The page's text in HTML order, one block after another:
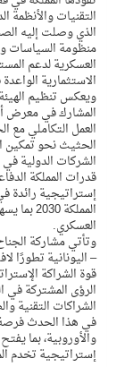
التقنيات والأنظمة
الذي وصلت إليه
منظومة السياسات
العسكرية لدعم
الاستثمارية
ويعكس تنظيم
العمل التكاملي مع
الحثيث نحو تمكين
الشركات الدولية
قدرات المملكة
إستراتيجية رائدة
العسكري.
وتأتي مشاركة
– اليونانية تطورًا
قوة الشراكة
الرؤى المشتركة في
الشراكات التقنية
في هذا الحدث فرصة
والأوروبية، بما
إستراتيجية تخدم